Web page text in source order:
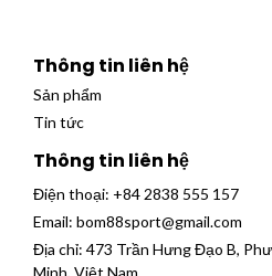
Thông tin liên hệ
Sản phẩm
Tin tức
Thông tin liên hệ
Điện thoại: +84 2838 555 157
Email: bom88sport@gmail.com
Địa chỉ: 473 Trần Hưng Đạo B,
Minh, Việt Nam